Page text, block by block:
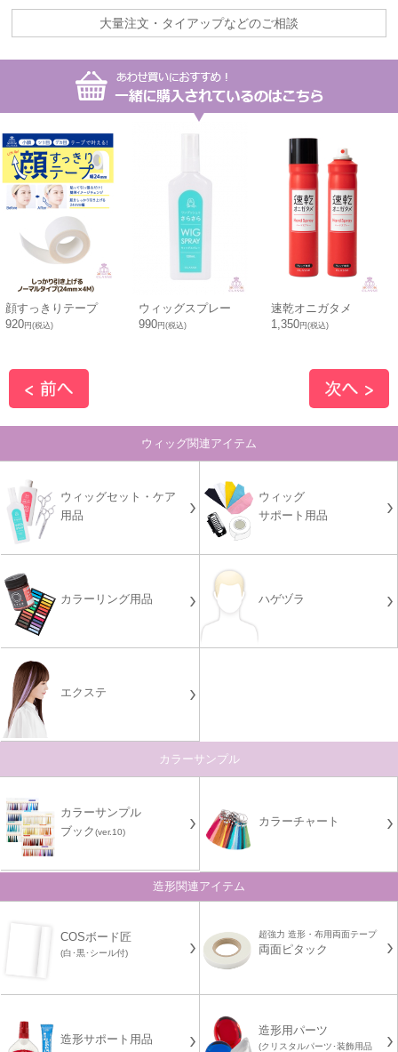
大量注文・タイアップなどのご相談
顔すっきりテープ
920円(税込)
ウィッグスプレー
990円(税込)
速乾オニガタメ
1,350円(税込)
ウィッグ関連アイテム
ウィッグセット・ケア
用品
ウィッグ
サポート用品
カラーリング用品 ハゲヅラ
エクステ
カラーサンプル
カラーサンプル
ブック(ver.10)
カラーチャート
造形関連アイテム
COSボード匠
(白･黒･シール付)
超強力 造形・布用両面テープ
両面ピタック
造形サポート用品
造形用パーツ
(クリスタルパーツ･装飾用品